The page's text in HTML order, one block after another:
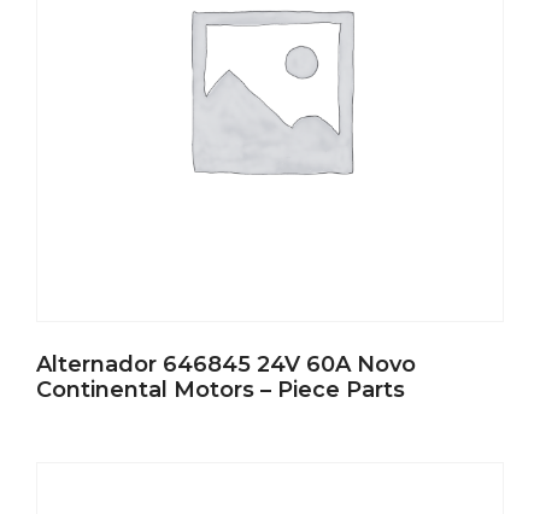
Alternador 646845 24V 60A Novo
Continental Motors – Piece Parts